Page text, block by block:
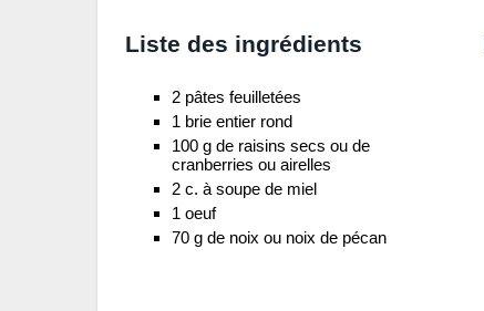
Liste des ingrédients
2 pâtes feuilletées
1 brie entier rond
100 g de raisins secs ou de
cranberries ou airelles
2 c. à soupe de miel
1 oeuf
70 g de noix ou noix de pécan